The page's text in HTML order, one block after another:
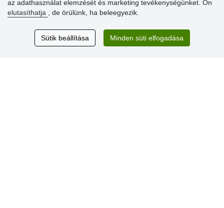
Vásárlók
Excellent service
az adathasználat elemzését és marketing tevékenységünket. Ön
elutasíthatja
, de örülünk, ha beleegyezik.
Sütik beállítása Minden süti elfogadása